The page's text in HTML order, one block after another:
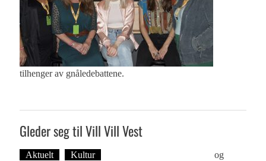
tilhenger av gnåledebattene.
Gleder seg til Vill Vill Vest
Aktuelt Kultur
og